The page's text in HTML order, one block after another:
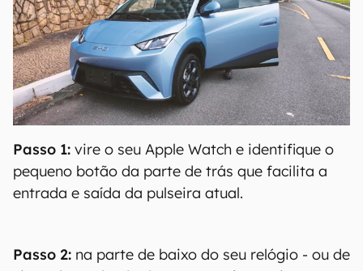
Passo 1: vire o seu Apple Watch e identifique o
pequeno botão da parte de trás que facilita a
entrada e saída da pulseira atual.
Passo 2: na parte de baixo do seu relógio - ou de